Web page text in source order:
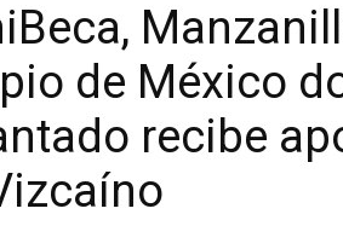
de México
recibe